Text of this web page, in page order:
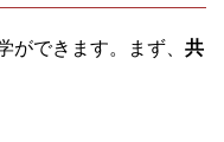
ができます。まず、 共